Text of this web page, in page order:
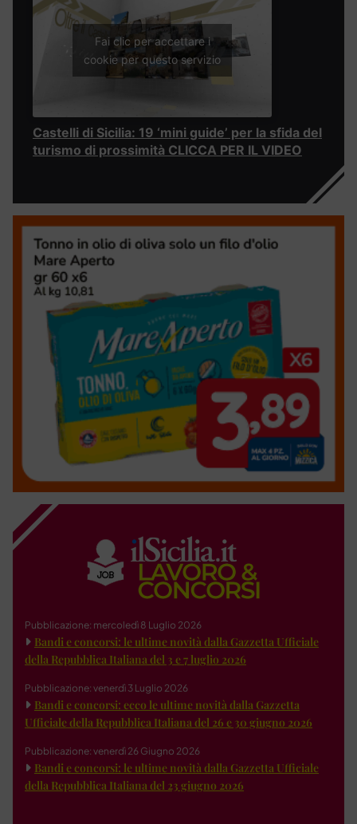
Fai clic per accettare i
cookie per questo servizio
Castelli di Sicilia: 19 ‘mini guide’ per la sfida del
turismo di prossimità CLICCA PER IL VIDEO
Pubblicazione: mercoledì 8 Luglio 2026
Bandi e concorsi: le ultime novità dalla Gazzetta Ufficiale
della Repubblica Italiana del 3 e 7 luglio 2026
Pubblicazione: venerdì 3 Luglio 2026
Bandi e concorsi: ecco le ultime novità dalla Gazzetta
Ufficiale della Repubblica Italiana del 26 e 30 giugno 2026
Pubblicazione: venerdì 26 Giugno 2026
Bandi e concorsi: le ultime novità dalla Gazzetta Ufficiale
della Repubblica Italiana del 23 giugno 2026